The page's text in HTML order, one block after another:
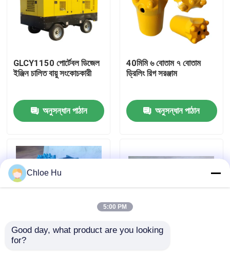
আমাদের সম্পর্কে
কারখানা ভ্রমণ
খবর
মামলা
উদ্ধৃতির জন্য আবেদন
GLCY1150 পোর্টেবল ডিজেল
ইঞ্জিন চালিত বায়ু সংকোচকারী
অনুসন্ধান পাঠান
40মিমি ৬ বোতাম ৭ বোতাম
ড্রিলিং রিগ সরঞ্জাম
অনুসন্ধান পাঠান
মাইনিং ড্রিলিং রিগ টুলস, T51
Chloe Hu
5:00 PM
Good day, what product are you looking
for?